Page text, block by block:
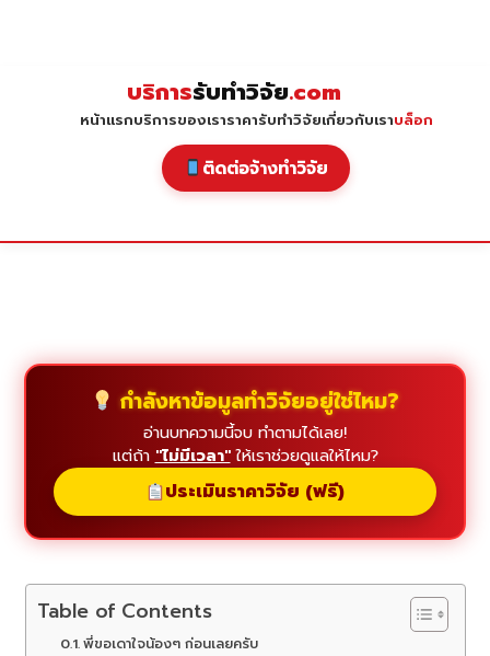
บริการรับทำวิจัย.com
หน้าแรกบริการของเราราคารับทำวิจัยเกี่ยวกับเราบล็อก
ติดต่อจ้างทำวิจัย
กำลังหาข้อมูลทำวิจัยอยู่ใช่ไหม?
อ่านบทความนี้จบ ทำตามได้เลย!
แต่ถ้า "ไม่มีเวลา"ให้เราช่วยดูแลให้ไหม?
ประเมินราคาวิจัย (ฟรี)
Table of Contents
พี่ขอเดาใจน้องๆ ก่อนเลยครับ